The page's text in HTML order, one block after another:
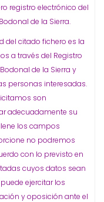
registro electrónico del
de la Sierra.
del citado fichero es la
a través del Registro
de la Sierra y
personas interesadas.
son
adecuadamente su
los campos
no podremos
con lo previsto en
cuyos datos sean
ejercitar los
y oposición ante el